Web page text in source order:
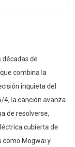
décadas de
combina la
inquieta del
4, la canción avanza
de resolverse,
cubierta de
como Mogwai y